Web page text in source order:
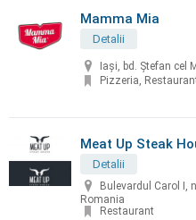
Mamma Mia
Detalii
Iași, bd. Ştefan cel
Pizzeria,
Meat Up Steak
Detalii
Bulevardul Carol I,
Romania
Restaurant